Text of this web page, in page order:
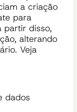
a criação
para
partir disso,
alterando
Veja
dados